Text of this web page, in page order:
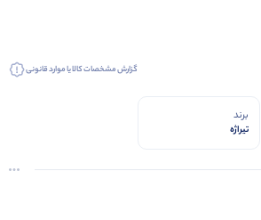
گزارش مشخصات کالا یا موارد قانونی
برند
تیراژه